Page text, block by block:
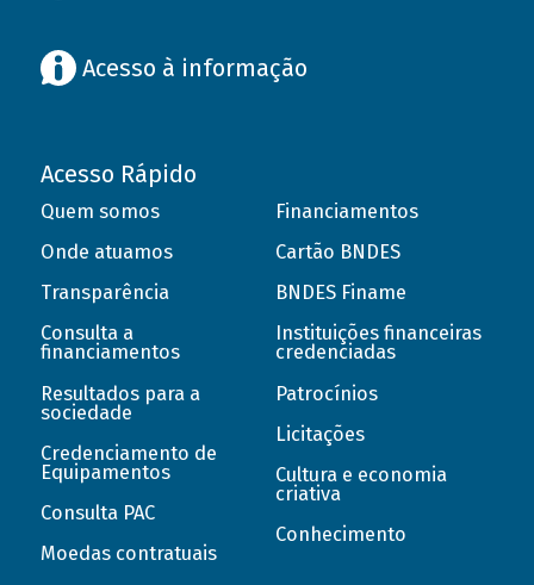
Acesso à informação
Acesso Rápido
Quem somos
Onde atuamos
Transparência
Consulta a
financiamentos
Resultados para a
sociedade
Credenciamento de
Equipamentos
Consulta PAC
Moedas contratuais
Financiamentos
Cartão BNDES
BNDES Finame
Instituições financeiras
credenciadas
Patrocínios
Licitações
Cultura e economia
criativa
Conhecimento